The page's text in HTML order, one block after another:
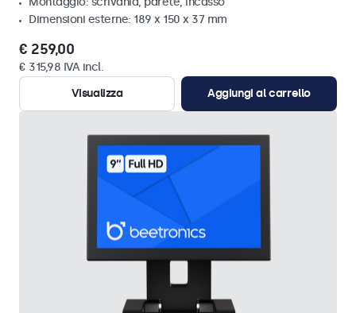
Dimensioni esterne: 189 x 150 x 37 mm
€ 259,00
€ 315,98 IVA incl.
Visualizza
Aggiungi al carrello